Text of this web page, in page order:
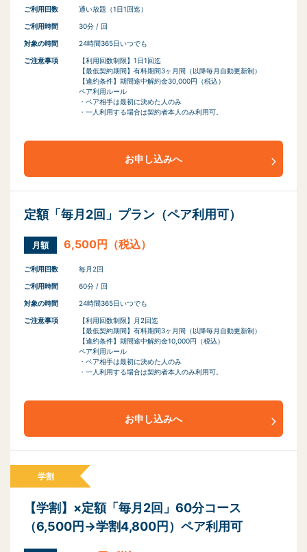
ご利用回数 通い放題（1日1回迄）
ご利用時間 30分 / 回
対象の時間 24時間365日いつでも
ご注意事項
【利用回数制限】1日1回迄
【最低契約期間】有料期間3ヶ月間（以降毎月自動更新制）
【違約条件】期間途中解約金30,000円（税込）
ペア利用ルール
・ペア相手は最初に決めた人のみ
・一人利用する場合は契約者本人のみ利用可。
お申し込みへ
定額「毎月2回」プラン（ペア利用可）
月額 6,500円（税込）
ご利用回数 毎月2回
ご利用時間 60分 / 回
対象の時間 24時間365日いつでも
ご注意事項
【利用回数制限】月2回迄
【最低契約期間】有料期間3ヶ月間（以降毎月自動更新制）
【違約条件】期間途中解約金10,000円（税込）
ペア利用ルール
・ペア相手は最初に決めた人のみ
・一人利用する場合は契約者本人のみ利用可。
お申し込みへ
学割
【学割】×定額「毎月2回」60分コース
（6,500円→学割4,800円）ペア利用可